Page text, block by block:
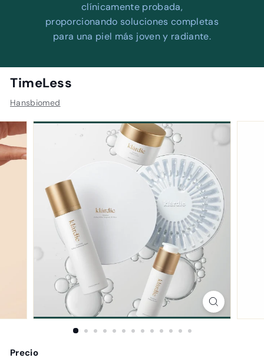
clínicamente probada,
proporcionando soluciones completas
para una piel más joven y radiante.
TimeLess
Hansbiomed
Precio